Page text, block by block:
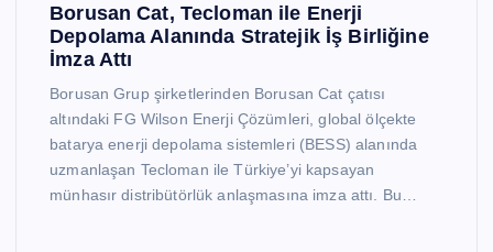
Borusan Cat, Tecloman ile Enerji
Depolama Alanında Stratejik İş Birliğine
İmza Attı
Borusan Grup şirketlerinden Borusan Cat çatısı
altındaki FG Wilson Enerji Çözümleri, global ölçekte
batarya enerji depolama sistemleri (BESS) alanında
uzmanlaşan Tecloman ile Türkiye’yi kapsayan
münhasır distribütörlük anlaşmasına imza attı. Bu…